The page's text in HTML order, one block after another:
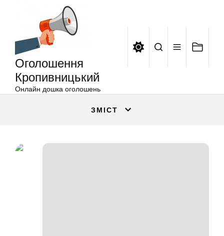
Оголошення
Кропивницький
Онлайн дошка оголошень
ЗМІСТ